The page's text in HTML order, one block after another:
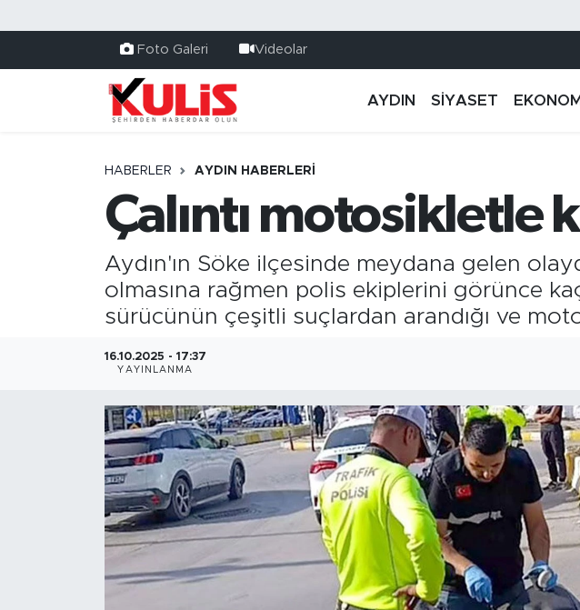
Foto Galeri Videolar
AYDIN SİYASET EKONOMİ
HABERLER AYDIN HABERLERI
Çalıntı motosikletle
Aydın'ın Söke ilçesinde meydana gelen
olmasına rağmen polis ekiplerini görünce
sürücünün çeşitli suçlardan arandığı ve
16.10.2025 - 17:37
YAYINLANMA